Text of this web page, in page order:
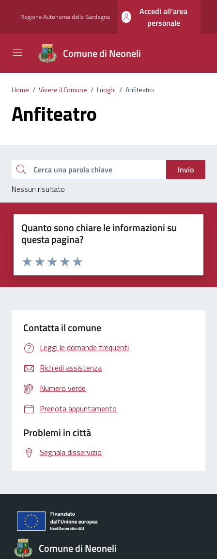
Regione Autonoma della Sardegna
Accedi all'area
personale
Comune di Neoneli
Home / Vivere il Comune / Luoghi / Anfiteatro
Anfiteatro
Esplora tutti i documenti
Cerca una parola chiave
Invio
Nessun risultato
Quanto sono chiare le informazioni su
questa pagina?
Valuta 5 stelle su 5
Valuta 4 stelle su 5
Valuta 3 stelle su 5
Valuta 2 stelle su 5
Valuta 1 stelle su 5
Contatta il comune
Leggi le domande frequenti
Richiedi assistenza
Numero verde
Prenota appuntamento
Problemi in città
Segnala disservizio
Comune di Neoneli